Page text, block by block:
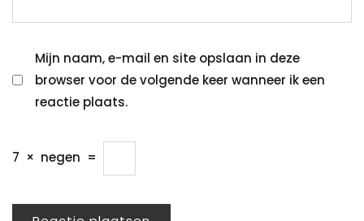
Mijn naam, e-mail en site opslaan in deze
browser voor de volgende keer wanneer ik een
reactie plaats.
7 × negen =